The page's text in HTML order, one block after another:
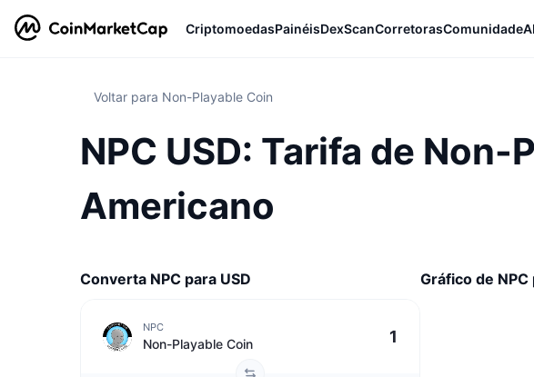
CriptomoedasPainéisDexScanCorretorasComunidade
Voltar para Non-Playable Coin
NPC USD: Tarifa de
Americano
Converta NPC para USD
NPC
Non-Playable Coin
Gráfico de NPC